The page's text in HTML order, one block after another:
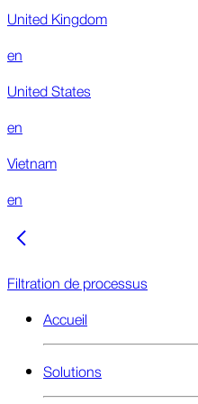
United Kingdom
en
United States
en
Vietnam
en
Filtration de processus
Accueil
Solutions